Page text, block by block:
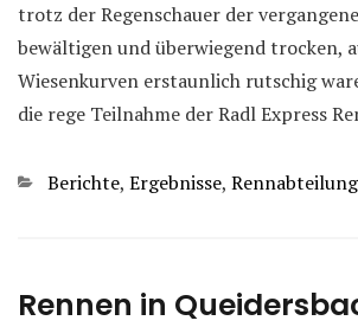
trotz der Regenschauer der
bewältigen und überwiegend trocken,
Wiesenkurven erstaunlich rutschig
die rege Teilnahme der Radl Express
Kategorien
Berichte, Ergebnisse, Rennabteilung
Rennen in